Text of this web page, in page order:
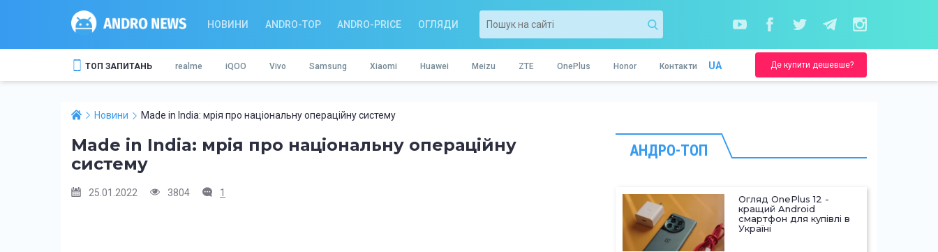
НОВИНИ ANDRO-TOP ANDRO-PRICE ОГЛЯДИ
ТОП ЗАПИТАНЬ realme iQOO Vivo Samsung Xiaomi Huawei Meizu ZTE OnePlus Honor Контакти UA Де купити дешевше?
Новини Made in India: мрія про національну операційну систему
Made in India: мрія про національну операційну
систему
25.01.2022 3804 1
АНДРО-ТОП
Огляд OnePlus 12 -
кращий Android
смартфон для купівлі в
Україні